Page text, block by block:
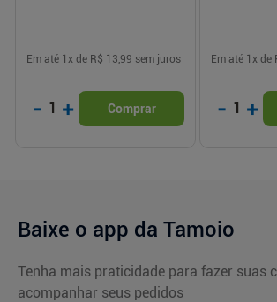
Em até 1 x de R$ 13,99 sem juros
- 1 + Comprar
Em até 1 x de
- 1 +
Baixe o app da Tamoio
Tenha mais praticidade para fazer suas
acompanhar seus pedidos